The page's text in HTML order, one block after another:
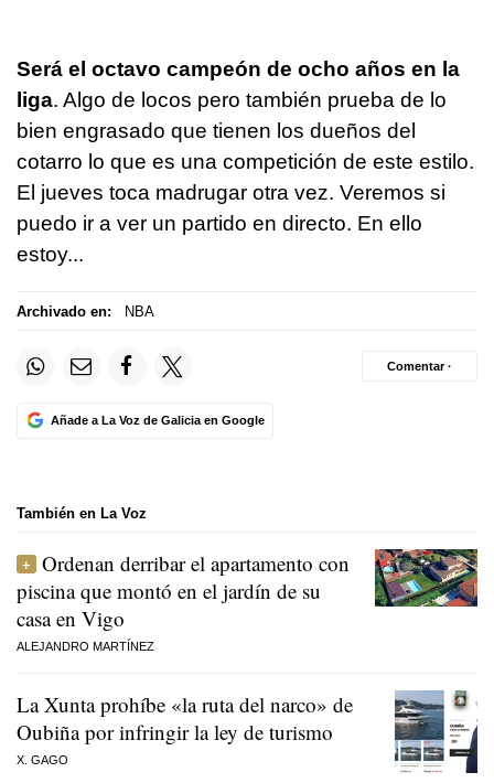
Será el octavo campeón de ocho años en la
liga. Algo de locos pero también prueba de lo
bien engrasado que tienen los dueños del
cotarro lo que es una competición de este estilo.
El jueves toca madrugar otra vez. Veremos si
puedo ir a ver un partido en directo. En ello
estoy...
Archivado en: NBA
Añade a La Voz de Galicia en Google
Comentar ·
También en La Voz
Ordenan derribar el apartamento con
piscina que montó en el jardín de su
casa en Vigo
ALEJANDRO MARTÍNEZ
La Xunta prohíbe «la ruta del narco» de
Oubiña por infringir la ley de turismo
X. GAGO